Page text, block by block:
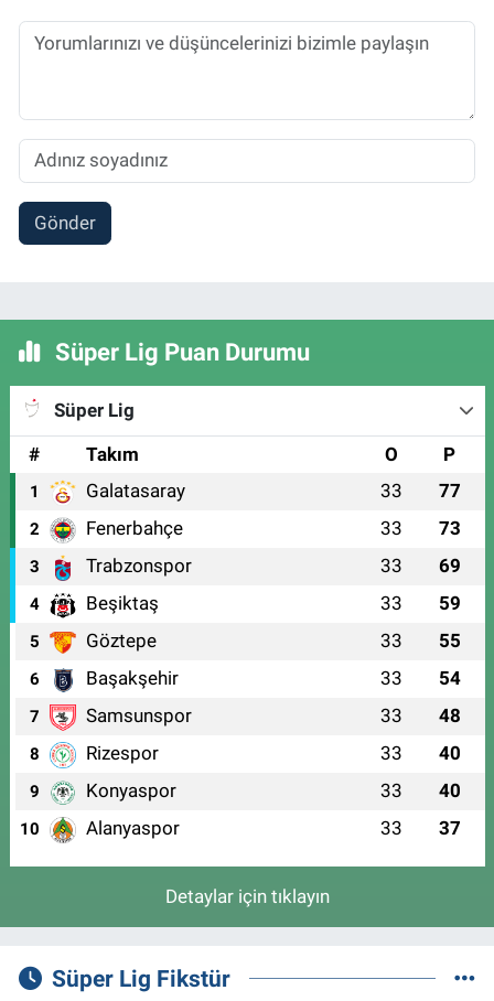
Gönder
Süper Lig Puan Durumu
Süper Lig
#
Takım O P
1 Galatasaray 33 77
2 Fenerbahçe 33 73
3 Trabzonspor 33 69
4 Beşiktaş 33 59
5 Göztepe 33 55
6 Başakşehir 33 54
7 Samsunspor 33 48
8 Rizespor 33 40
9 Konyaspor 33 40
10 Alanyaspor 33 37
Detaylar için tıklayın
Süper Lig Fikstür